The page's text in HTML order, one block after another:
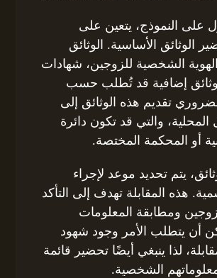
النموذج، يتعين على
الوثائق الأساسية. الوثائق
الشخصية للزوجين، شهادات
وثائق إضافية قد تُطلب حسب
تقديم هذه الوثائق إلى
والتي قد تكون دائرة
أو المحكمة المختصة.
يتم تحديد موعد لإجراء
هذه المقابلة تهدف إلى التأكد
ومطابقة المعلومات
أن يتطلب الأمر وجود شهود
لذا ينبغي أيضًا تحضير قائمة
الشخصية.